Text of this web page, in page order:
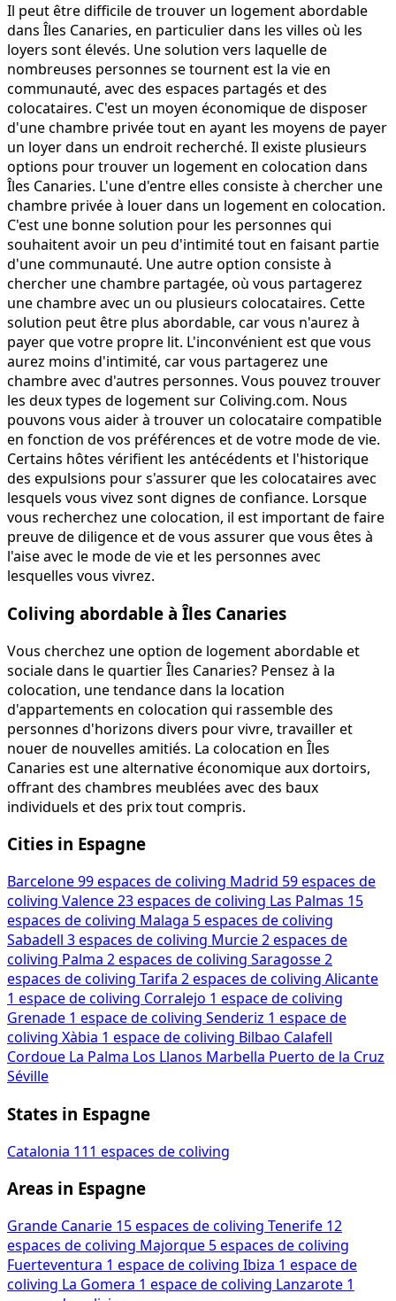
Il peut être difficile de trouver un logement abordable
dans Îles Canaries, en particulier dans les villes où les
loyers sont élevés. Une solution vers laquelle de
nombreuses personnes se tournent est la vie en
communauté, avec des espaces partagés et des
colocataires. C'est un moyen économique de disposer
d'une chambre privée tout en ayant les moyens de payer
un loyer dans un endroit recherché. Il existe plusieurs
options pour trouver un logement en colocation dans
Îles Canaries. L'une d'entre elles consiste à chercher une
chambre privée à louer dans un logement en colocation.
C'est une bonne solution pour les personnes qui
souhaitent avoir un peu d'intimité tout en faisant partie
d'une communauté. Une autre option consiste à
chercher une chambre partagée, où vous partagerez
une chambre avec un ou plusieurs colocataires. Cette
solution peut être plus abordable, car vous n'aurez à
payer que votre propre lit. L'inconvénient est que vous
aurez moins d'intimité, car vous partagerez une
chambre avec d'autres personnes. Vous pouvez trouver
les deux types de logement sur Coliving.com. Nous
pouvons vous aider à trouver un colocataire compatible
en fonction de vos préférences et de votre mode de vie.
Certains hôtes vérifient les antécédents et l'historique
des expulsions pour s'assurer que les colocataires avec
lesquels vous vivez sont dignes de confiance. Lorsque
vous recherchez une colocation, il est important de faire
preuve de diligence et de vous assurer que vous êtes à
l'aise avec le mode de vie et les personnes avec
lesquelles vous vivrez.
Coliving abordable à Îles Canaries
Vous cherchez une option de logement abordable et
sociale dans le quartier Îles Canaries? Pensez à la
colocation, une tendance dans la location
d'appartements en colocation qui rassemble des
personnes d'horizons divers pour vivre, travailler et
nouer de nouvelles amitiés. La colocation en Îles
Canaries est une alternative économique aux dortoirs,
offrant des chambres meublées avec des baux
individuels et des prix tout compris.
Cities in Espagne
Barcelone99 espaces de coliving Madrid 59 espaces de
coliving Valence23 espaces de coliving Las Palmas 15
espaces de coliving Malaga 5 espaces de coliving
Sabadell 3 espaces de coliving Murcie2 espaces de
coliving Palma 2 espaces de coliving Saragosse2
espaces de coliving Tarifa 2 espaces de coliving Alicante
1 espace de coliving Corralejo 1 espace de coliving
Grenade 1 espace de coliving Senderiz 1 espace de
coliving Xàbia 1 espace de coliving Bilbao Calafell
Cordoue La Palma Los Llanos Marbella Puerto de la Cruz
Séville
States in Espagne
Catalonia 111 espaces de coliving
Areas in Espagne
Grande Canarie 15 espaces de coliving Tenerife 12
espaces de coliving Majorque 5 espaces de coliving
Fuerteventura 1 espace de coliving Ibiza 1 espace de
coliving La Gomera 1 espace de coliving Lanzarote 1